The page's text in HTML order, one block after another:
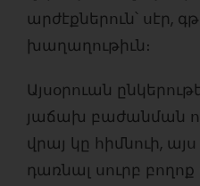
արժէքներուն՝ սէր,
խաղաղութիւն։
Այսօրուան
յաճախ բաժանման
վրայ կը հիմնուի,
դառնալ սուրբ բողոք